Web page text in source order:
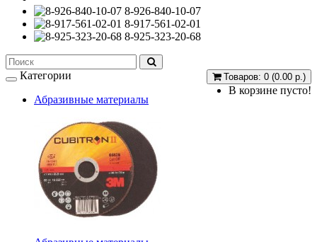
8-926-840-10-07
8-917-561-02-01
8-925-323-20-68
Товаров: 0 (0.00 р.)
В корзине пусто!
Категории
Абразивные материалы